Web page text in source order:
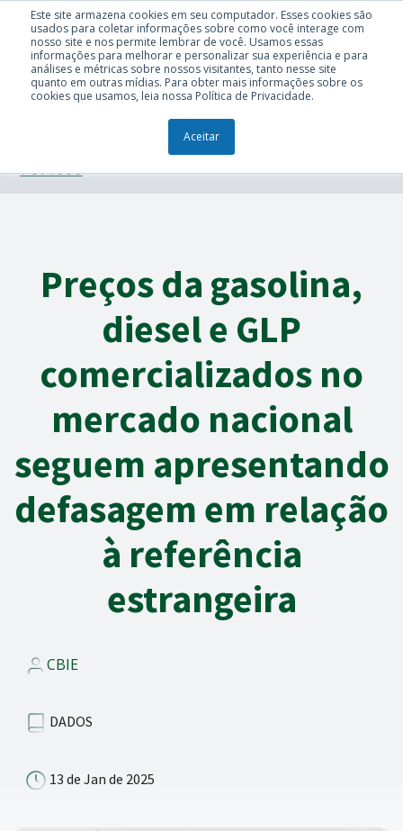
Este site armazena cookies em seu computador. Esses cookies são
usados para coletar informações sobre como você interage com
nosso site e nos permite lembrar de você. Usamos essas
informações para melhorar e personalizar sua experiência e para
análises e métricas sobre nossos visitantes, tanto nesse site
quanto em outras mídias. Para obter mais informações sobre os
cookies que usamos, leia nossa Política de Privacidade.
Aceitar
TÓPICOS
Preços da gasolina,
diesel e GLP
comercializados no
mercado nacional
seguem apresentando
defasagem em relação
à referência
estrangeira
CBIE
DADOS
13 de Jan de 2025